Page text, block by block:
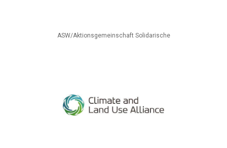
ASW/Aktionsgemeinschaft Solidarische